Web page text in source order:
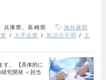
兵庫県、長崎県
海外展開
大手企業 英語力不問
土
す。 【具体的に
究開発 ＜担当